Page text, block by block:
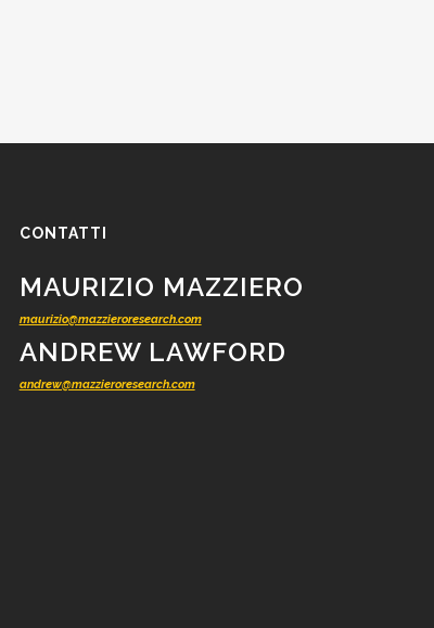
CONTATTI
MAURIZIO MAZZIERO
maurizio@mazzieroresearch.com
ANDREW LAWFORD
andrew@mazzieroresearch.com